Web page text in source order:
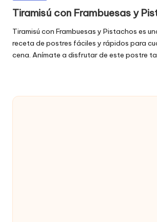
Tiramisú con Frambuesas y
Tiramisú con Frambuesas y Pistachos es
receta de postres fáciles y rápidos para
cena. Anímate a disfrutar de este postre